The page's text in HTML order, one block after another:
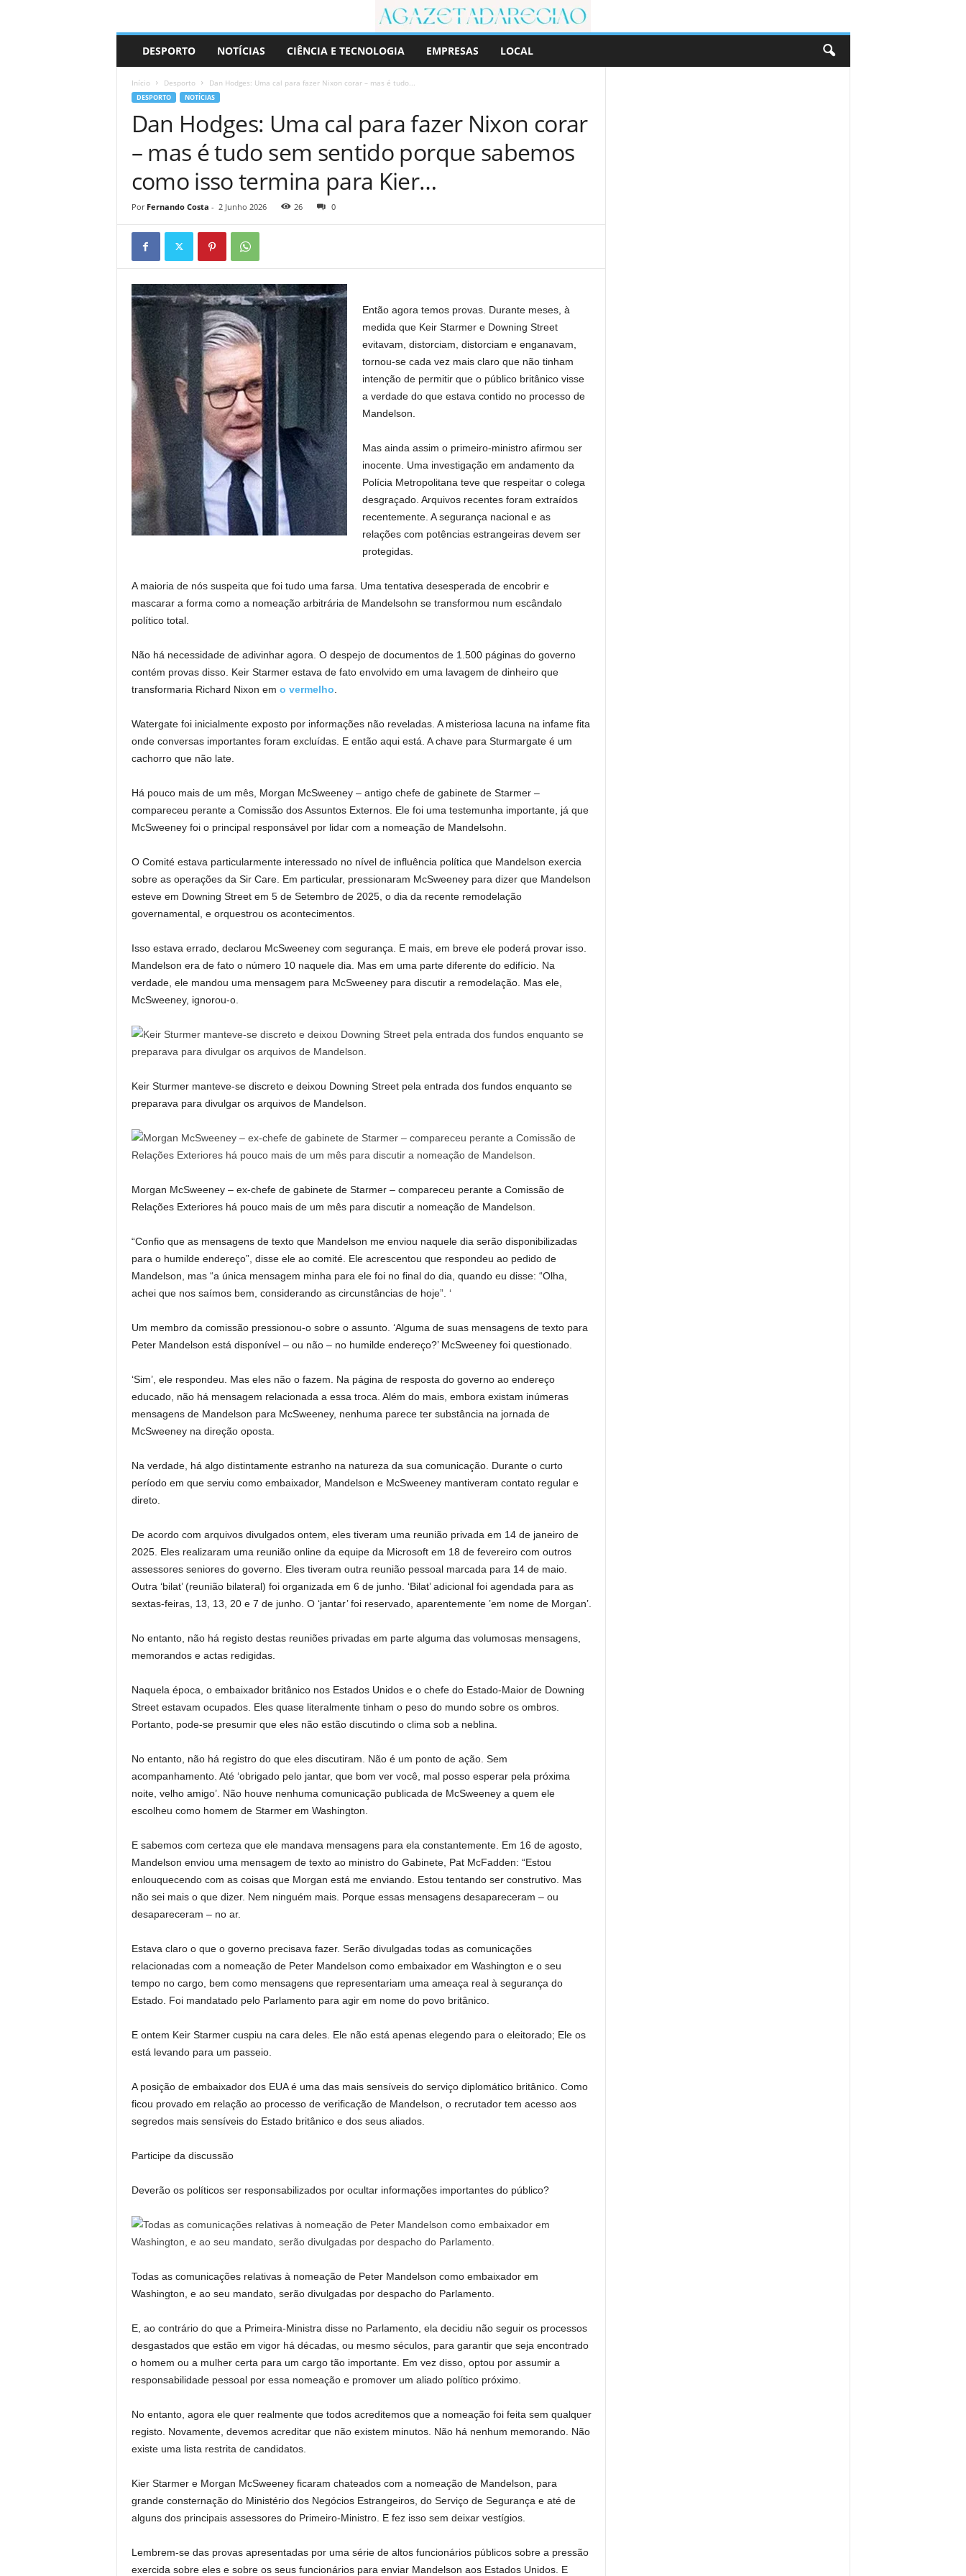
r
DESPORTO NOTÍCIAS CIÊNCIA E TECNOLOGIA EMPRESAS LOCAL
Início Desporto Dan Hodges: Uma cal para fazer Nixon corar – mas é tudo...
DESPORTO NOTÍCIAS
Dan Hodges: Uma cal para fazer Nixon corar
– mas é tudo sem sentido porque sabemos
como isso termina para Kier…
Por Fernando Costa - 2 Junho 2026 26 0
Então agora temos provas. Durante meses, à
medida que Keir Starmer e Downing Street
evitavam, distorciam, distorciam e enganavam,
tornou-se cada vez mais claro que não tinham
intenção de permitir que o público britânico visse
a verdade do que estava contido no processo de
Mandelson.
Mas ainda assim o primeiro-ministro afirmou ser
inocente. Uma investigação em andamento da
Polícia Metropolitana teve que respeitar o colega
desgraçado. Arquivos recentes foram extraídos
recentemente. A segurança nacional e as
relações com potências estrangeiras devem ser
protegidas.
A maioria de nós suspeita que foi tudo uma farsa. Uma tentativa desesperada de encobrir e
mascarar a forma como a nomeação arbitrária de Mandelsohn se transformou num escândalo
político total.
Não há necessidade de adivinhar agora. O despejo de documentos de 1.500 páginas do governo
contém provas disso. Keir Starmer estava de fato envolvido em uma lavagem de dinheiro que
transformaria Richard Nixon em o vermelho
Watergate foi inicialmente exposto por informações não reveladas. A misteriosa lacuna na infame fita
onde conversas importantes foram excluídas. E então aqui está. A chave para Sturmargate é um
cachorro que não late.
Há pouco mais de um mês, Morgan McSweeney – antigo chefe de gabinete de Starmer –
compareceu perante a Comissão dos Assuntos Externos. Ele foi uma testemunha importante, já que
McSweeney foi o principal responsável por lidar com a nomeação de Mandelsohn.
O Comité estava particularmente interessado no nível de influência política que Mandelson exercia
sobre as operações da Sir Care. Em particular, pressionaram McSweeney para dizer que Mandelson
esteve em Downing Street em 5 de Setembro de 2025, o dia da recente remodelação
governamental, e orquestrou os acontecimentos.
Isso estava errado, declarou McSweeney com segurança. E mais, em breve ele poderá provar isso.
Mandelson era de fato o número 10 naquele dia. Mas em uma parte diferente do edifício. Na
verdade, ele mandou uma mensagem para McSweeney para discutir a remodelação. Mas ele,
McSweeney, ignorou-o.
Keir Sturmer manteve-se discreto e deixou Downing Street pela entrada dos fundos enquanto se
preparava para divulgar os arquivos de Mandelson.
Morgan McSweeney – ex-chefe de gabinete de Starmer – compareceu perante a Comissão de
Relações Exteriores há pouco mais de um mês para discutir a nomeação de Mandelson.
“Confio que as mensagens de texto que Mandelson me enviou naquele dia serão disponibilizadas
para o humilde endereço”, disse ele ao comité. Ele acrescentou que respondeu ao pedido de
Mandelson, mas “a única mensagem minha para ele foi no final do dia, quando eu disse: “Olha,
achei que nos saímos bem, considerando as circunstâncias de hoje”. ‘
Um membro da comissão pressionou-o sobre o assunto. ‘Alguma de suas mensagens de texto para
Peter Mandelson está disponível – ou não – no humilde endereço?’ McSweeney foi questionado.
‘Sim’, ele respondeu. Mas eles não o fazem. Na página de resposta do governo ao endereço
educado, não há mensagem relacionada a essa troca. Além do mais, embora existam inúmeras
mensagens de Mandelson para McSweeney, nenhuma parece ter substância na jornada de
McSweeney na direção oposta.
Na verdade, há algo distintamente estranho na natureza da sua comunicação. Durante o curto
período em que serviu como embaixador, Mandelson e McSweeney mantiveram contato regular e
direto.
De acordo com arquivos divulgados ontem, eles tiveram uma reunião privada em 14 de janeiro de
2025. Eles realizaram uma reunião online da equipe da Microsoft em 18 de fevereiro com outros
assessores seniores do governo. Eles tiveram outra reunião pessoal marcada para 14 de maio.
Outra ‘bilat’ (reunião bilateral) foi organizada em 6 de junho. ‘Bilat’ adicional foi agendada para as
sextas-feiras, 13, 13, 20 e 7 de junho. O ‘jantar’ foi reservado, aparentemente ’em nome de Morgan’.
No entanto, não há registo destas reuniões privadas em parte alguma das volumosas mensagens,
memorandos e actas redigidas.
Naquela época, o embaixador britânico nos Estados Unidos e o chefe do Estado-Maior de Downing
Street estavam ocupados. Eles quase literalmente tinham o peso do mundo sobre os ombros.
Portanto, pode-se presumir que eles não estão discutindo o clima sob a neblina.
No entanto, não há registro do que eles discutiram. Não é um ponto de ação. Sem
acompanhamento. Até ‘obrigado pelo jantar, que bom ver você, mal posso esperar pela próxima
noite, velho amigo’. Não houve nenhuma comunicação publicada de McSweeney a quem ele
escolheu como homem de Starmer em Washington.
E sabemos com certeza que ele mandava mensagens para ela constantemente. Em 16 de agosto,
Mandelson enviou uma mensagem de texto ao ministro do Gabinete, Pat McFadden: “Estou
enlouquecendo com as coisas que Morgan está me enviando. Estou tentando ser construtivo. Mas
não sei mais o que dizer. Nem ninguém mais. Porque essas mensagens desapareceram – ou
desapareceram – no ar.
Estava claro o que o governo precisava fazer. Serão divulgadas todas as comunicações
relacionadas com a nomeação de Peter Mandelson como embaixador em Washington e o seu
tempo no cargo, bem como mensagens que representariam uma ameaça real à segurança do
Estado. Foi mandatado pelo Parlamento para agir em nome do povo britânico.
E ontem Keir Starmer cuspiu na cara deles. Ele não está apenas elegendo para o eleitorado; Ele os
está levando para um passeio.
A posição de embaixador dos EUA é uma das mais sensíveis do serviço diplomático britânico. Como
ficou provado em relação ao processo de verificação de Mandelson, o recrutador tem acesso aos
segredos mais sensíveis do Estado britânico e dos seus aliados.
Participe da discussão
Deverão os políticos ser responsabilizados por ocultar informações importantes do público?
Todas as comunicações relativas à nomeação de Peter Mandelson como embaixador em
Washington, e ao seu mandato, serão divulgadas por despacho do Parlamento.
E, ao contrário do que a Primeira-Ministra disse no Parlamento, ela decidiu não seguir os processos
desgastados que estão em vigor há décadas, ou mesmo séculos, para garantir que seja encontrado
o homem ou a mulher certa para um cargo tão importante. Em vez disso, optou por assumir a
responsabilidade pessoal por essa nomeação e promover um aliado político próximo.
No entanto, agora ele quer realmente que todos acreditemos que a nomeação foi feita sem qualquer
registo. Novamente, devemos acreditar que não existem minutos. Não há nenhum memorando. Não
existe uma lista restrita de candidatos.
Kier Starmer e Morgan McSweeney ficaram chateados com a nomeação de Mandelson, para
grande consternação do Ministério dos Negócios Estrangeiros, do Serviço de Segurança e até de
alguns dos principais assessores do Primeiro-Ministro. E fez isso sem deixar vestígios.
Lembrem-se das provas apresentadas por uma série de altos funcionários públicos sobre a pressão
exercida sobre eles e sobre os seus funcionários para enviar Mandelson aos Estados Unidos. E